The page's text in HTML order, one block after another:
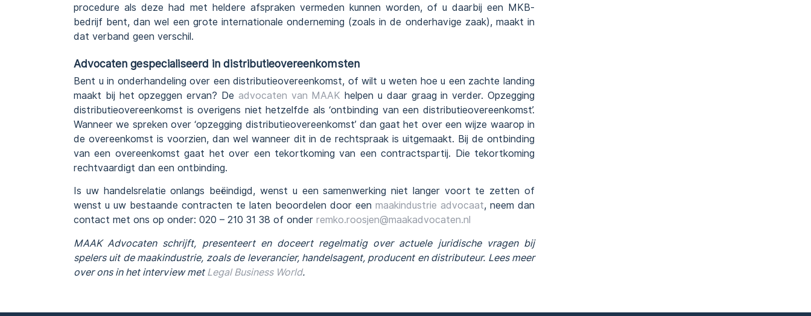
procedure als deze had met heldere afspraken vermeden kunnen worden, of u daarbij een MKB-
bedrijf bent, dan wel een grote internationale onderneming (zoals in de onderhavige zaak), maakt in
dat verband geen verschil.
Advocaten gespecialiseerd in distributieovereenkomsten
Bent u in onderhandeling over een distributieovereenkomst, of wilt u weten hoe u een zachte landing
maakt bij het opzeggen ervan? De advocaten van MAAK helpen u daar graag in verder. Opzegging
distributieovereenkomst is overigens niet hetzelfde als ‘ontbinding van een distributieovereenkomst’.
Wanneer we spreken over ‘opzegging distributieovereenkomst’ dan gaat het over een wijze waarop in
de overeenkomst is voorzien, dan wel wanneer dit in de rechtspraak is uitgemaakt. Bij de ontbinding
van een overeenkomst gaat het over een tekortkoming van een contractspartij. Die tekortkoming
rechtvaardigt dan een ontbinding.
Is uw handelsrelatie onlangs beëindigd, wenst u een samenwerking niet langer voort te zetten of
wenst u uw bestaande contracten te laten beoordelen door een maakindustrie advocaat, neem dan
contact met ons op onder: 020 – 210 31 38 of onder remko.roosjen@maakadvocaten.nl
MAAK Advocaten schrijft, presenteert en doceert regelmatig over actuele juridische vragen bij
spelers uit de maakindustrie, zoals de leverancier, handelsagent, producent en distributeur. Lees meer
over ons in het interview met Legal Business World.